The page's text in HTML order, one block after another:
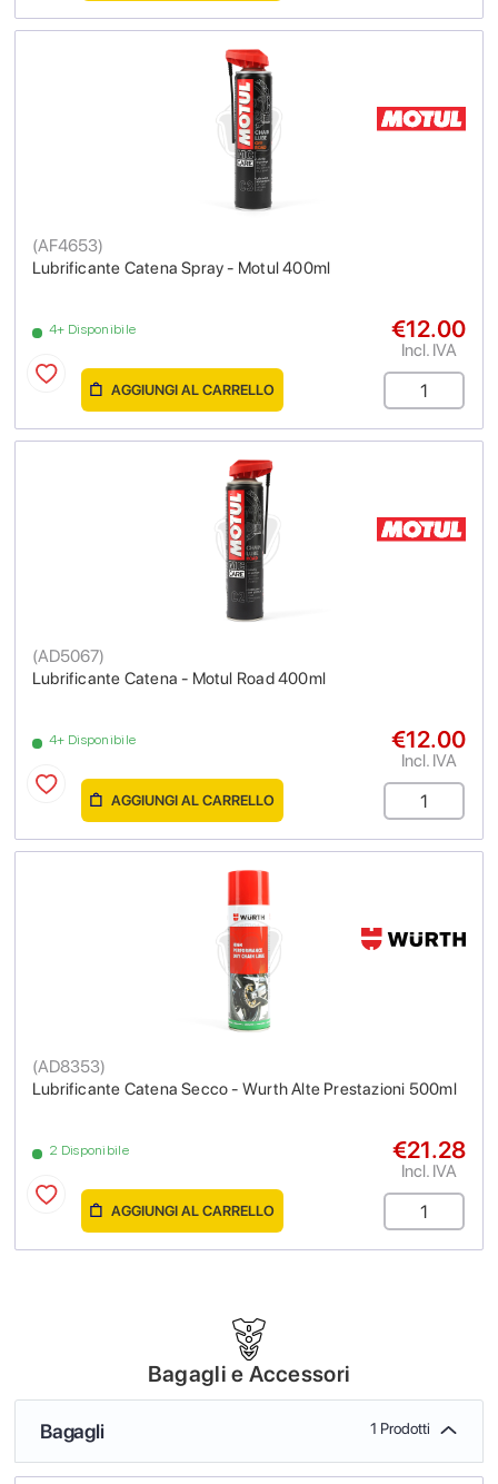
Lubrificante Catena Spray - Motul 400ml
(AF4653)
4+ Disponibile €12.00
Incl. IVA
AGGIUNGI AL CARRELLO
Lubrificante Catena - Motul Road 400ml
(AD5067)
4+ Disponibile €12.00
Incl. IVA
AGGIUNGI AL CARRELLO
Lubrificante Catena Secco - Wurth Alte Prestazioni 500ml
(AD8353)
2 Disponibile €21.28
Incl. IVA
AGGIUNGI AL CARRELLO
Bagagli e Accessori
Bagagli 1 Prodotti